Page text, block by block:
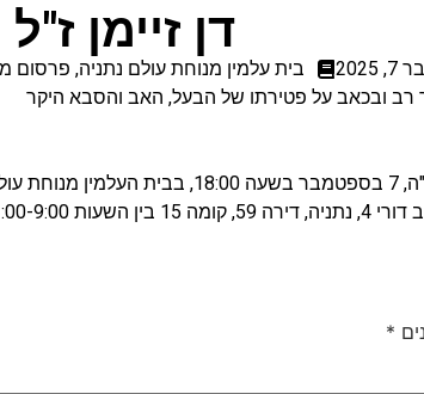
דן זיימן ז"ל
בית עלמין מנוחת עולם נתניה, פרסום
רב ובכאב על פטירתו של הבעל, האב והסבא היקר
21:00-16:00.
*